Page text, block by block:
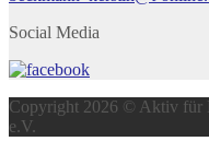
Social Media
Copyright 2026 © Aktiv für
e.V.